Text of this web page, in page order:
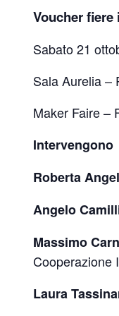
Voucher
Sabato 21
Sala Aurelia –
Maker Faire –
Intervengono
Roberta
Angelo
Massimo
Cooperazione
Laura